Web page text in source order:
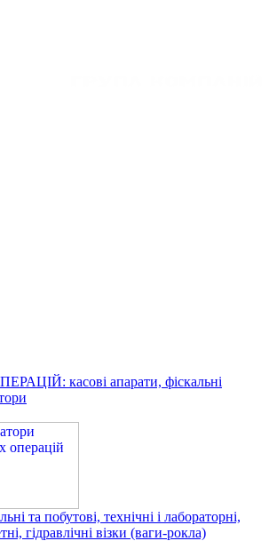
касові апарати, фіскальні
та побутові, технічні і лабораторні,
гідравлічні візки (ваги-рокла)